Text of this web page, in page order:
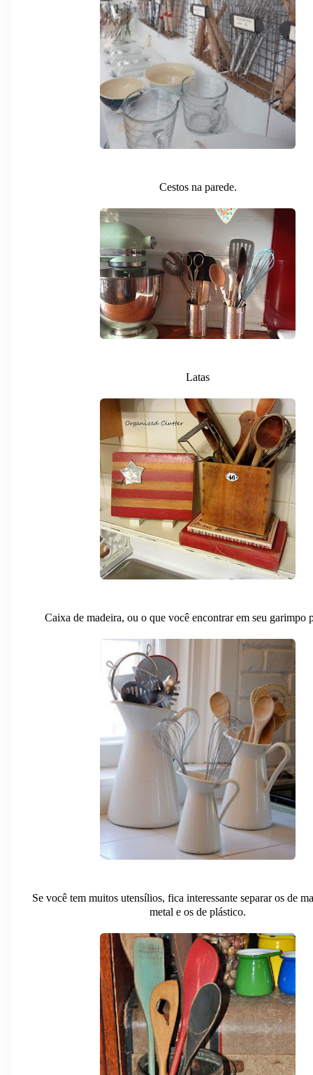
Cestos na parede.
Latas
Caixa de madeira, ou o que você encontrar em seu garimpo
Se você tem muitos utensílios, fica interessante separar os de
metal e os de plástico.